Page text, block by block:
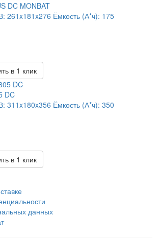
DC MONBAT
261x181x276 Ёмкость (А*ч): 175
в 1 клик
DC
311x180x356 Ёмкость (А*ч): 350
в 1 клик
данных